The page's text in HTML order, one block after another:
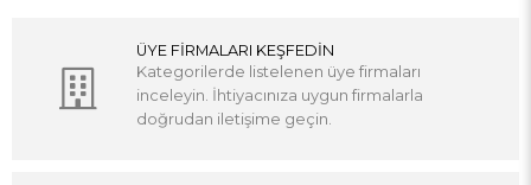
ÜYE FİRMALARI KEŞFEDİN
Kategorilerde listelenen üye firmaları
inceleyin. İhtiyacınıza uygun firmalarla
doğrudan iletişime geçin.